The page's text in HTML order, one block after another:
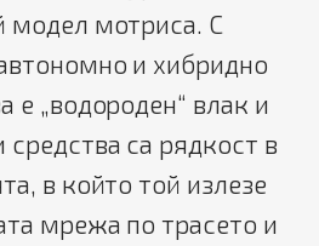
модел мотриса. С
и хибридно
е „водороден“ влак и
средства са рядкост в
в който той излезе
мрежа по трасето и